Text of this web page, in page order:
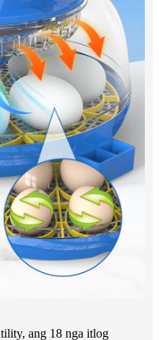
ang 18 nga itlog